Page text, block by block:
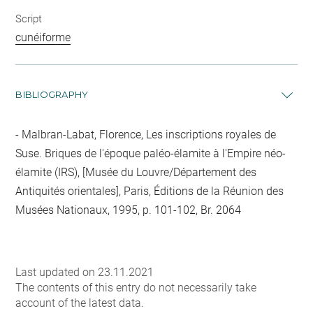
Script
cunéiforme
BIBLIOGRAPHY
Malbran-Labat, Florence, Les inscriptions royales de
Suse. Briques de l'époque paléo-élamite à l'Empire néo-
élamite (IRS), [Musée du Louvre/Département des
Antiquités orientales], Paris, Éditions de la Réunion des
Musées Nationaux, 1995, p. 101-102, Br. 2064
Last updated on 23.11.2021
The contents of this entry do not necessarily take
account of the latest data.